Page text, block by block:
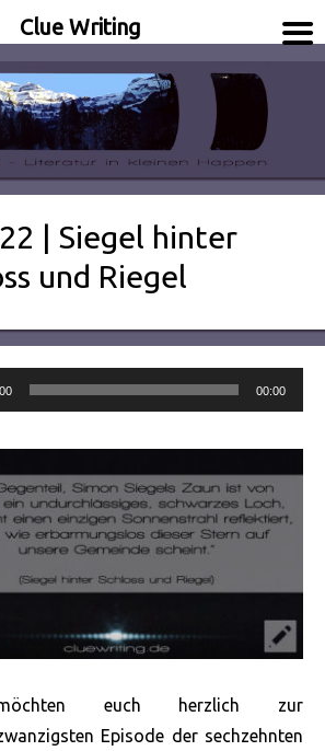
| Siegel hinter
und Riegel
00:00
euch herzlich zur
Episode der sechzehnten
Clue Writing